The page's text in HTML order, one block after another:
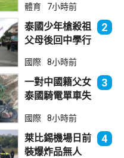
體育 7小時前
泰國少年槍殺祖
父母後回中學行
死23傷
2
國際 8小時前
一對中國籍父女
泰國騎電單車失
傷
3
國際 8小時前
萊比錫機場日前
裝爆炸品無人
4